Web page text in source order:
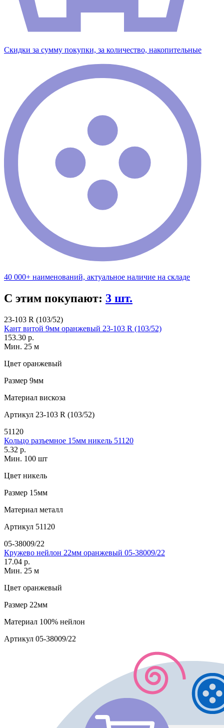
Скидки за сумму покупки, за количество, накопительные
40 000+ наименований, актуальное наличие на складе
С этим покупают: 3 шт.
23-103 R (103/52)
Кант витой 9мм оранжевый 23-103 R (103/52)
153.30 р.
Мин. 25 м
Цвет оранжевый
Размер 9мм
Материал вискоза
Артикул 23-103 R (103/52)
51120
Кольцо разъемное 15мм никель 51120
5.32 р.
Мин. 100 шт
Цвет никель
Размер 15мм
Материал металл
Артикул 51120
05-38009/22
Кружево нейлон 22мм оранжевый 05-38009/22
17.04 р.
Мин. 25 м
Цвет оранжевый
Размер 22мм
Материал 100% нейлон
Артикул 05-38009/22